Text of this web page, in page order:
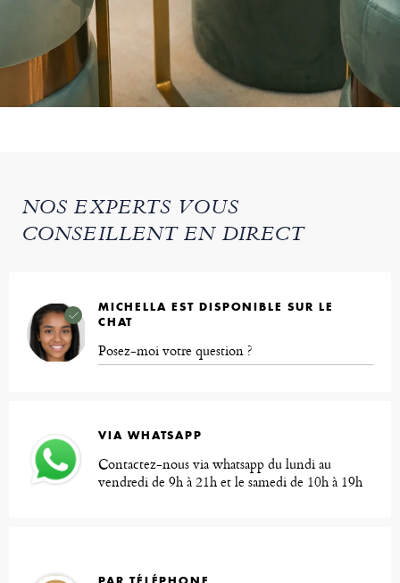
NOS EXPERTS VOUS
CONSEILLENT EN DIRECT
MICHELLA EST DISPONIBLE SUR LE
CHAT
Posez-moi votre question ?
VIA WHATSAPP
Contactez-nous via whatsapp du lundi au
vendredi de 9h à 21h et le samedi de 10h à 19h